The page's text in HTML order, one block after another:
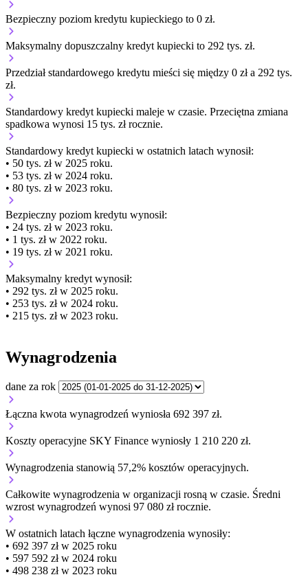
Bezpieczny poziom kredytu kupieckiego to 0 zł.
Maksymalny dopuszczalny kredyt kupiecki to 292 tys. zł.
Przedział standardowego kredytu mieści się między 0 zł a 292 tys.
zł.
Standardowy kredyt kupiecki maleje w czasie. Przeciętna zmiana
spadkowa wynosi 15 tys. zł rocznie.
Standardowy kredyt kupiecki w ostatnich latach wynosił:
• 50 tys. zł w 2025 roku.
• 53 tys. zł w 2024 roku.
• 80 tys. zł w 2023 roku.
Bezpieczny poziom kredytu wynosił:
• 24 tys. zł w 2023 roku.
• 1 tys. zł w 2022 roku.
• 19 tys. zł w 2021 roku.
Maksymalny kredyt wynosił:
• 292 tys. zł w 2025 roku.
• 253 tys. zł w 2024 roku.
• 215 tys. zł w 2023 roku.
Wynagrodzenia
dane za rok
Łączna kwota wynagrodzeń wyniosła 692 397 zł.
Koszty operacyjne SKY Finance wyniosły 1 210 220 zł.
Wynagrodzenia stanowią 57,2% kosztów operacyjnych.
Całkowite wynagrodzenia w organizacji rosną w czasie. Średni
wzrost wynagrodzeń wynosi 97 080 zł rocznie.
W ostatnich latach łączne wynagrodzenia wynosiły:
• 692 397 zł w 2025 roku
• 597 592 zł w 2024 roku
• 498 238 zł w 2023 roku